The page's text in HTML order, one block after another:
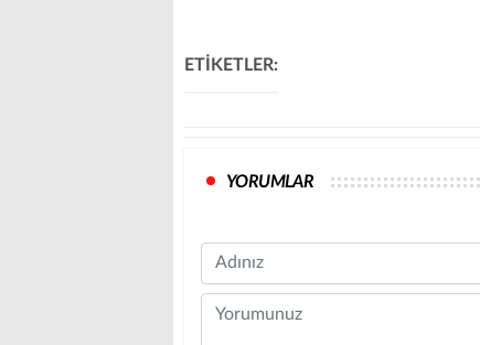
ETİKETLER:
YORUMLAR
Name
Comment